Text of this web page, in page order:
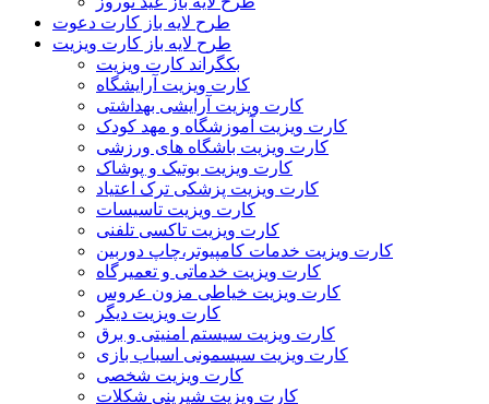
طرح لایه باز کارت دعوت
طرح لایه باز کارت ویزیت
بکگراند کارت ویزیت
کارت ویزیت آرایشگاه
کارت ویزیت آرایشی بهداشتی
کارت ویزیت آموزشگاه و مهد کودک
کارت ویزیت باشگاه های ورزشی
کارت ویزیت بوتیک و پوشاک
کارت ویزیت پزشکی ترک اعتیاد
کارت ویزیت تاسیسات
کارت ویزیت تاکسی تلفنی
کارت ویزیت خدمات کامپیوتر،چاپ دوربین
کارت ویزیت خدماتی و تعمیرگاه
کارت ویزیت خیاطی مزون عروس
کارت ویزیت دیگر
کارت ویزیت سیستم امنیتی و برق
کارت ویزیت سیسمونی اسباب بازی
کارت ویزیت شخصی
کارت ویزیت شیرینی شکلات